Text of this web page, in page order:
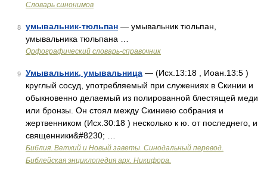
Словарь синонимов
8 умывальник-тюльпан — умывальник тюльпан,
умывальника тюльпана …
Орфографический словарь-справочник
9 Умывальник, умывальница — (Исх.13:18 , Иоан.13:5 )
круглый сосуд, употребляемый при служениях в Скинии и
обыкновенно делаемый из полированной блестящей меди
или бронзы. Он стоял между Скиниею собрания и
жертвенником (Исх.30:18 ) несколько к ю. от последнего, и
священники&#8230; …
Библия. Ветхий и Новый заветы. Синодальный перевод.
Библейская энциклопедия арх. Никифора.